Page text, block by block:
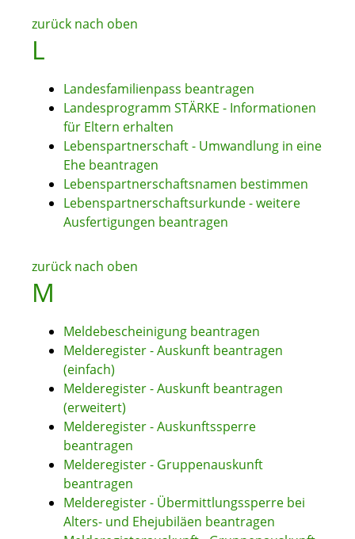
zurück nach oben
L
Landesfamilienpass beantragen
Landesprogramm STÄRKE - Informationen
für Eltern erhalten
Lebenspartnerschaft - Umwandlung in eine
Ehe beantragen
Lebenspartnerschaftsnamen bestimmen
Lebenspartnerschaftsurkunde - weitere
Ausfertigungen beantragen
zurück nach oben
M
Meldebescheinigung beantragen
Melderegister - Auskunft beantragen
(einfach)
Melderegister - Auskunft beantragen
(erweitert)
Melderegister - Auskunftssperre
beantragen
Melderegister - Gruppenauskunft
beantragen
Melderegister - Übermittlungssperre bei
Alters- und Ehejubiläen beantragen